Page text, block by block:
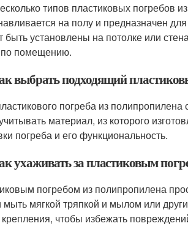
типов пластиковых погребов
на полу и предназначен
быть установлены на потолке или
помещению.
выбрать подходящий
погреба из
материал, из которого
погреба и его функциональность.
ухаживать за пластиковым
погребом из полипропилена
мыть мягкой тряпкой и мылом или
крепления, чтобы избежать